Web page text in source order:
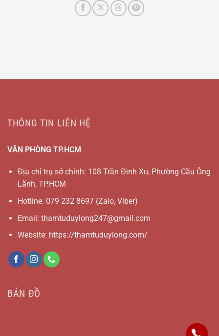
THÔNG TIN LIÊN HỆ
VĂN PHÒNG TP.HCM
Địa chỉ trụ sở chính: 108 Trần Đình Xu, Phường Cầu Ông
Lãnh, TP.HCM
Hotline: 079 232 8697(Zalo, Viber)
Email: thamtuduylong247@gmail.com
Website: https://thamtuduylong.com/
BẢN ĐỒ